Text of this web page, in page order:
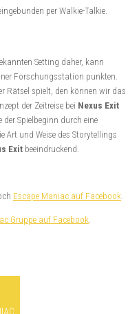
per Walkie-Talkie.
Setting daher, kann
Forschungsstation punkten.
Rätsel spielt, den können wir das
der Zeitreise bei Nexus Exit
Spielbeginn durch eine
Art und Weise des Storytellings
Exit beeindruckend.
Escape Maniac auf Facebook
Gruppe auf Facebook.